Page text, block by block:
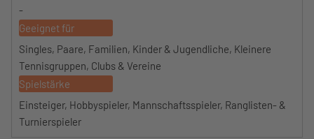
-
Geeignet für
Singles, Paare, Familien, Kinder & Jugendliche, Kleinere
Tennisgruppen, Clubs & Vereine
Spielstärke
Einsteiger, Hobbyspieler, Mannschaftsspieler, Ranglisten- &
Turnierspieler